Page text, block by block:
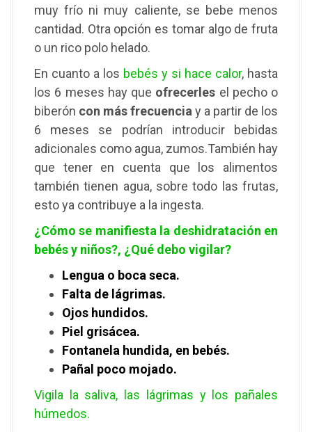
muy frío ni muy caliente, se bebe menos
cantidad. Otra opción es tomar algo de fruta
o un rico polo helado.
En cuanto a los bebés y si hace calor, hasta
los 6 meses hay que ofrecerles el pecho o
biberón con más frecuencia y a partir de los
6 meses se podrían introducir bebidas
adicionales como agua, zumos.También hay
que tener en cuenta que los alimentos
también tienen agua, sobre todo las frutas,
esto ya contribuye a la ingesta.
¿Cómo se manifiesta la deshidratación en
bebés y niños?, ¿Qué debo vigilar?
Lengua o boca seca.
Falta de lágrimas.
Ojos hundidos.
Piel grisácea.
Fontanela hundida, en bebés.
Pañal poco mojado.
Vigila la saliva, las lágrimas y los pañales
húmedos.